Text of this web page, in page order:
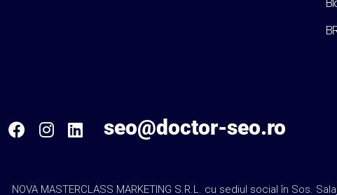
seo@doctor-seo.ro
NOVA MASTERCLASS MARKETING S.R.L. cu sediul social în Sos.